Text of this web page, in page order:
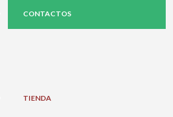
CONTACTOS
TIENDA